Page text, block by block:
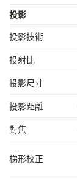
投影
投影技術
投射比
投影尺寸
投影距離
對焦
梯形校正